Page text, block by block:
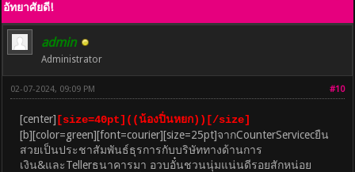
อัทยาศัยดี!
admin
Administrator
#10
02-07-2024, 09:09 PM
[center] [size=40pt]((น้องปิ่นหยก))[/size]
[b][color=green][font=courier][size=25pt]จากCounterServicecยืน
สวยเป็นประชาสัมพันธ์ธุรการกับบริษัททางด้านการ
เงิน&และTellerธนาคารมา อวบอั๋นชวนนุ่มแน่นดีรอยสักหน่อย